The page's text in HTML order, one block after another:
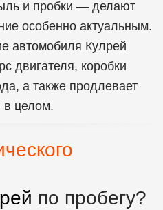
и пробки — делают
особенно актуальным.
автомобиля Кулрей
двигателя, коробки
а также продлевает
в целом.
по пробегу?